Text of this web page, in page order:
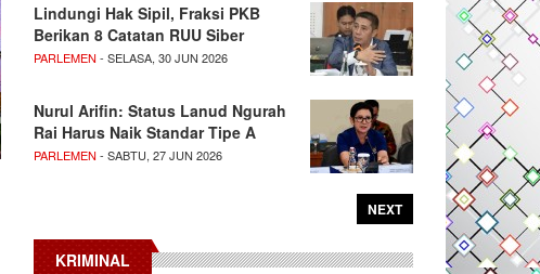
Lindungi Hak Sipil, Fraksi PKB
Berikan 8 Catatan RUU Siber
PARLEMEN - SELASA, 30 JUN 2026
Nurul Arifin: Status Lanud Ngurah
Rai Harus Naik Standar Tipe A
PARLEMEN - SABTU, 27 JUN 2026
NEXT
KRIMINAL